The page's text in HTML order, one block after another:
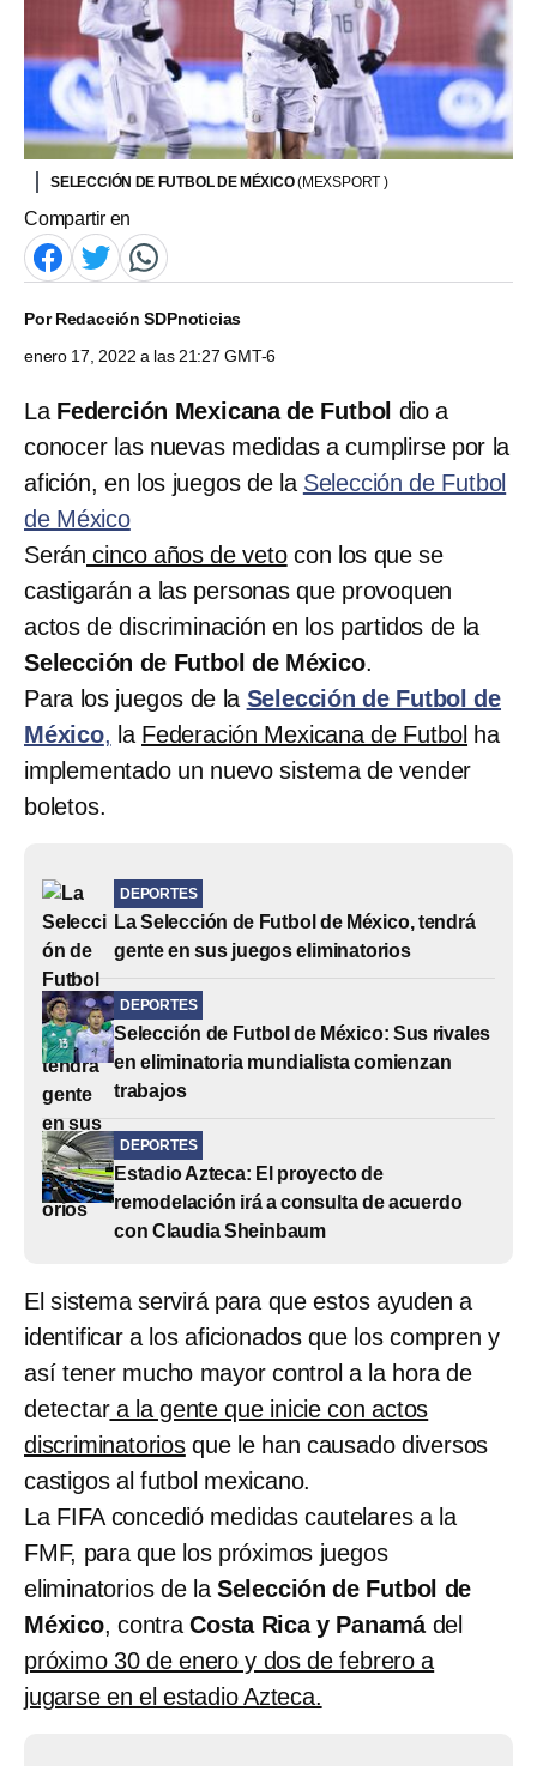
SELECCIÓN DE FUTBOL DE MÉXICO(MEXSPORT )
Compartir en
PorRedacción SDPnoticias
enero 17, 2022 a las 21:27 GMT-6
La Federción Mexicana de Futbol dio a
conocer las nuevas medidas a cumplirse por la
afición, en los juegos de la Selección de Futbol
de México
Serán cinco años de vetocon los que se
castigarán a las personas que provoquen
actos de discriminación en los partidos de la
Selección de Futbol de México.
Para los juegos de la Selección de Futbol de
México, la Federación Mexicana de Futbol ha
implementado un nuevo sistema de vender
boletos.
DEPORTES
La Selección de Futbol de México, tendrá
gente en sus juegos eliminatorios
DEPORTES
Selección de Futbol de México: Sus rivales
en eliminatoria mundialista comienzan
trabajos
DEPORTES
Estadio Azteca: El proyecto de
remodelación irá a consulta de acuerdo
con Claudia Sheinbaum
El sistema servirá para que estos ayuden a
identificar a los aficionados que los compren y
así tener mucho mayor control a la hora de
detectara la gente que inicie con actos
discriminatoriosque le han causado diversos
castigos al futbol mexicano.
La FIFA concedió medidas cautelares a la
FMF, para que los próximos juegos
eliminatorios de la Selección de Futbol de
México, contraCosta Rica y Panamádel
próximo 30 de enero y dos de febrero a
jugarse en el estadio Azteca.